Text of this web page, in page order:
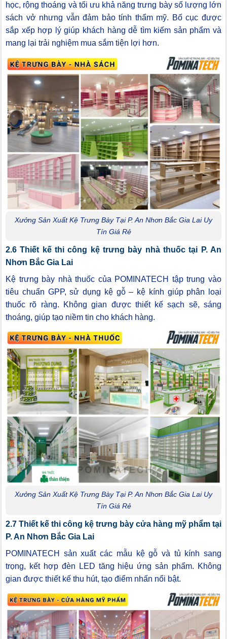
học, rộng thoáng và tối ưu khả năng trưng bày số lượng lớn
sách vở nhưng vẫn đảm bảo tính thẩm mỹ. Bố cục được
sắp xếp hợp lý giúp khách hàng dễ tìm kiếm sản phẩm và
mang lại trải nghiệm mua sắm tiện lợi hơn.
Xưởng Sản Xuất Kệ Trưng Bày Tại P. An Nhơn Bắc Gia Lai Uy
Tín Giá Rẻ
2.6 Thiết kế thi công kệ trưng bày nhà thuốc tại P. An
Nhơn Bắc Gia Lai
Kệ trưng bày nhà thuốc của POMINATECH tập trung vào
tiêu chuẩn GPP, sử dụng kệ gỗ – kệ kính giúp phân loại
thuốc rõ ràng. Không gian được thiết kế sạch sẽ, sáng
thoáng, giúp tạo niềm tin cho khách hàng.
Xưởng Sản Xuất Kệ Trưng Bày Tại P. An Nhơn Bắc Gia Lai Uy
Tín Giá Rẻ
2.7 Thiết kế thi công kệ trưng bày cửa hàng mỹ phẩm tại
P. An Nhơn Bắc Gia Lai
POMINATECH sản xuất các mẫu kệ gỗ và tủ kính sang
trọng, kết hợp đèn LED tăng hiệu ứng sản phẩm. Không
gian được thiết kế thu hút, tạo điểm nhấn nổi bật.